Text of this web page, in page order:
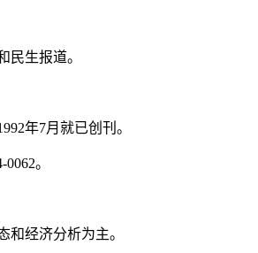
民生报道。
年7月就已创刊。
。
和经济分析为主。